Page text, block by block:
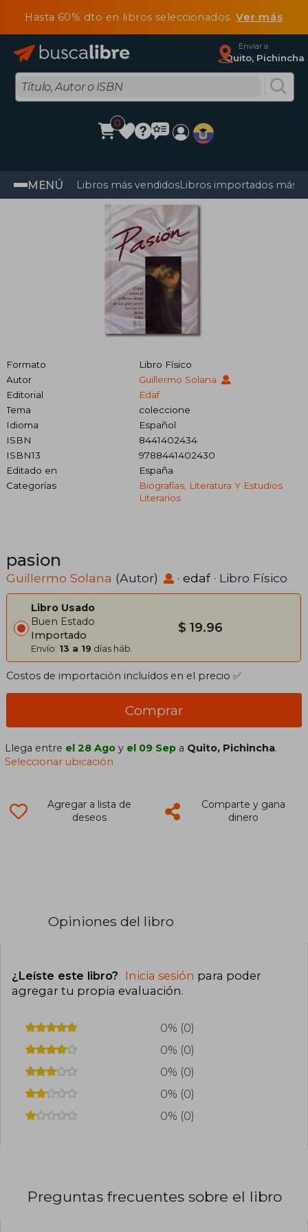
Hasta 60% dto en libros seleccionadosVer más
Enviar a
Quito, Pichincha
0
MENÚ Libros más vendidosLibros importados más
Formato
Libro Físico
Autor
Guillermo Solana
Editorial
Edaf
Tema
coleccione
Idioma
Español
ISBN
8441402434
ISBN13
9788441402430
Editado en
España
Categorías
Biografías, Literatura Y Estudios
Literarios
pasion
Guillermo Solana (Autor) · edaf· Libro Físico
Libro Usado
Buen Estado
Importado
Envío: 13 a 19 días háb.
$ 19.96
Costos de importación incluídos en el precio ✅
Comprar
Llega entre el 28 Ago y el 09 Sep a Quito, Pichincha.
Seleccionar ubicación
Agregar a lista de
deseos
Comparte y gana
dinero
Opiniones del libro
¿Leíste este libro? Inicia sesión para poder
agregar tu propia evaluación.
0% (0)
0% (0)
0% (0)
0% (0)
0% (0)
Preguntas frecuentes sobre el libro